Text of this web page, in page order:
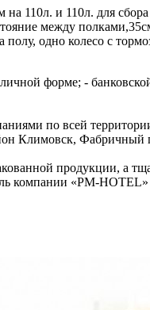
110л. и 110л. для
между
полу, одно колесо с
форме; -
по всей
Климовск, Фабричный
продукции, а
«PM-